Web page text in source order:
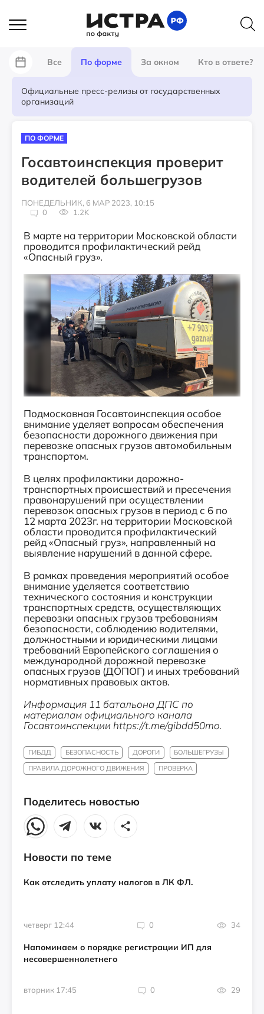
Все По форме За окном Кто в ответе?
Официальные пресс-релизы от государственных
организаций
ПО ФОРМЕ
Госавтоинспекция проверит
водителей большегрузов
ПОНЕДЕЛЬНИК, 6 МАР 2023, 10:15
0
1.2K
В марте на территории Московской области
проводится профилактический рейд
«Опасный груз».
Подмосковная Госавтоинспекция особое
внимание уделяет вопросам обеспечения
безопасности дорожного движения при
перевозке опасных грузов автомобильным
транспортом.
В целях профилактики дорожно-
транспортных происшествий и пресечения
правонарушений при осуществлении
перевозок опасных грузов в период с 6 по
12 марта 2023г. на территории Московской
области проводится профилактический
рейд «Опасный груз», направленный на
выявление нарушений в данной сфере.
В рамках проведения мероприятий особое
внимание уделяется соответствию
технического состояния и конструкции
транспортных средств, осуществляющих
перевозки опасных грузов требованиям
безопасности, соблюдению водителями,
должностными и юридическими лицами
требований Европейского соглашения о
международной дорожной перевозке
опасных грузов (ДОПОГ) и иных требований
нормативных правовых актов.
Информация 11 батальона ДПС по
материалам официального канала
Госавтоинспекции https://t.me/gibdd50mo.
ГИБДД БЕЗОПАСНОСТЬ ДОРОГИ
БОЛЬШЕГРУЗЫ
ПРАВИЛА ДОРОЖНОГО ДВИЖЕНИЯ
ПРОВЕРКА
Поделитесь новостью
Новости по теме
Как отследить уплату налогов в ЛК ФЛ.
четверг 12:44 0 34
Напоминаем о порядке регистрации ИП для
несовершеннолетнего
вторник 17:45 0 29